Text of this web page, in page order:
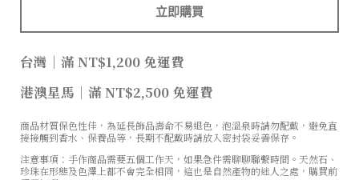
立即購買
台灣 ｜ 滿 NT$1,200 免運費
港澳星馬 ｜ 滿 NT$2,500 免運費
商品材質保色性佳，為延長飾品壽命不易退色，泡溫泉時請勿配戴，避免直
接接觸到香水、保養品等，長期不配戴時請放入密封袋妥善保存。
注意事項：手作商品需要五個工作天，如果急件需聊聊聯繫時間。天然石、
珍珠在形態及色澤上都不會完全相同，這也是自然產物的迷人之處，購買前